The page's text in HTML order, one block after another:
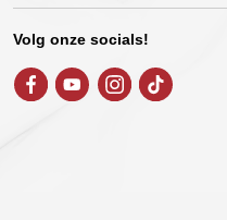
Volg onze socials!